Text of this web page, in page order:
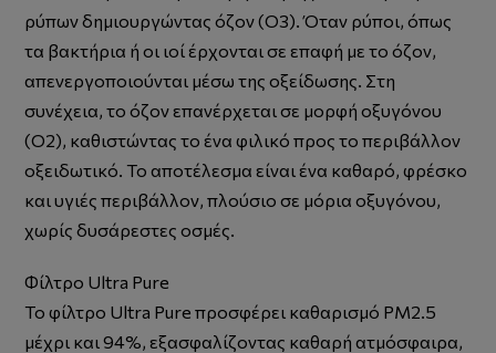
ρύπων δημιουργώντας όζον (O3). Όταν ρύποι, όπως
τα βακτήρια ή οι ιοί έρχονται σε επαφή με το όζον,
απενεργοποιούνται μέσω της οξείδωσης. Στη
συνέχεια, το όζον επανέρχεται σε μορφή oξυγόνου
(O2), καθιστώντας το ένα φιλικό προς το περιβάλλον
οξειδωτικό. Το αποτέλεσμα είναι ένα καθαρό, φρέσκο
και υγιές περιβάλλον, πλούσιο σε μόρια οξυγόνου,
χωρίς δυσάρεστες οσμές.
Φίλτρο Ultra Pure
Το φίλτρο Ultra Pure προσφέρει καθαρισμό ΡΜ2.5
μέχρι και 94%, εξασφαλίζοντας καθαρή ατμόσφαιρα,